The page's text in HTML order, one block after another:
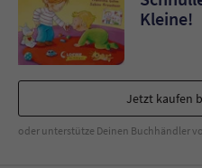
Kleine!
Jetzt kaufen
oder unterstütze Deinen Buchhändler